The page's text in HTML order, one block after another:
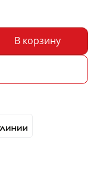
В корзину